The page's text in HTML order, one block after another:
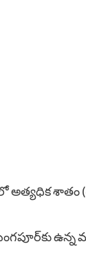
అత్యధిక శాతం